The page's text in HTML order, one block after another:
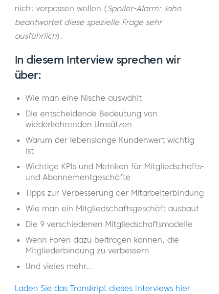
nicht verpassen wollen (Spoiler-Alarm: John
beantwortet diese spezielle Frage sehr
ausführlich).
In diesem Interview sprechen wir
über:
Wie man eine Nische auswählt
Die entscheidende Bedeutung von
wiederkehrenden Umsätzen
Warum der lebenslange Kundenwert wichtig
ist
Wichtige KPIs und Metriken für Mitgliedschafts-
und Abonnementgeschäfte
Tipps zur Verbesserung der Mitarbeiterbindung
Wie man ein Mitgliedschaftsgeschäft ausbaut
Die 9 verschiedenen Mitgliedschaftsmodelle
Wenn Foren dazu beitragen können, die
Mitgliederbindung zu verbessern
Und vieles mehr...
Laden Sie das Transkript dieses Interviews hier